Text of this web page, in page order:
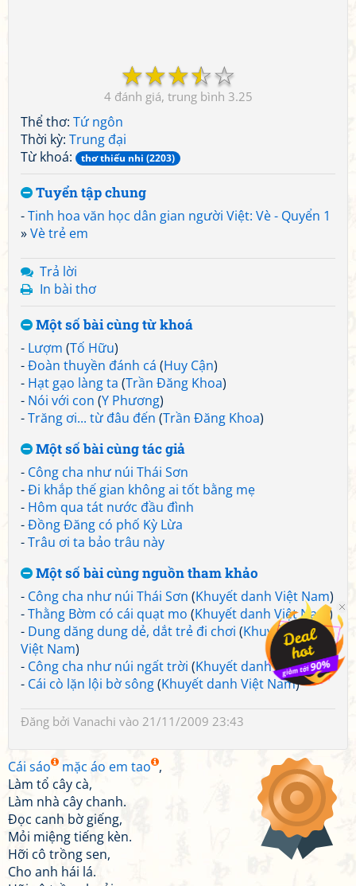
☆
☆
☆
☆
☆
4 3.25
Thể thơ: Tứ ngôn
Thời kỳ: Trung đại
Từ khoá:
thơ thiếu nhi (2203)
Tuyển tập chung
-Tinh hoa văn học dân gian người Việt: Vè - Quyển 1
»Vè trẻ em
Trả lời
In bài thơ
Một số bài cùng từ khoá
- Lượm (Tố Hữu)
-Đoàn thuyền đánh cá (Huy Cận)
- Hạt gạo làng ta (Trần Đăng Khoa)
- Nói với con (Y Phương)
-Trăng ơi... từ đâu đến (Trần Đăng Khoa)
Một số bài cùng tác giả
- Công cha như núi Thái Sơn
-Đi khắp thế gian không ai tốt bằng mẹ
- Hôm qua tát nước đầu đình
-Đồng Đăng có phố Kỳ Lừa
-Trâu ơi ta bảo trâu này
Một số bài cùng nguồn tham khảo
- Công cha như núi Thái Sơn (Khuyết danh Việt Nam)
-Thằng Bờm có cái quạt mo (Khuyết danh Việt Nam )
- Dung dăng dung dẻ, dắt trẻ đi chơi (Khuyết danh
Việt Nam)
- Công cha như núi ngất trời (Khuyết danh Việt Nam)
- Cái cò lặn lội bờ sông(Khuyết danh Việt Nam)
Đăng bởi Vanachi vào 21/11/2009 23:43
Cái sáo mặc áo em tao ,
Làm tổ cây cà,
Làm nhà cây chanh.
Đọc canh bờ giếng,
Mỏi miệng tiếng kèn.
Hỡi cô trồng sen,
Cho anh hái lá.